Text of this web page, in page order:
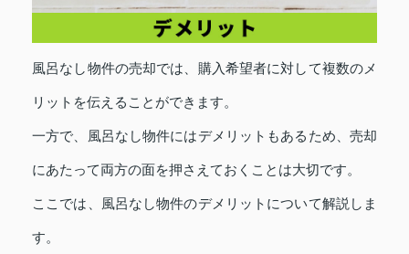
風呂なし物件の売却では、購入希望者に対して複数のメ
リットを伝えることができます。
一方で、風呂なし物件にはデメリットもあるため、売却
にあたって両方の面を押さえておくことは大切です。
ここでは、風呂なし物件のデメリットについて解説しま
す。